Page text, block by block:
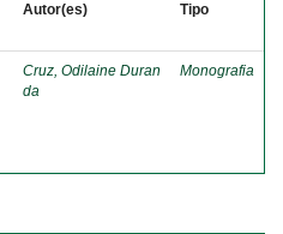
Autor(es) Tipo
Cruz, Odilaine Duran
da
Monografia